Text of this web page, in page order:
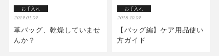
お手入れ
2019.01.09
革バッグ、乾燥していませ
んか？
お手入れ
2018.10.09
【バッグ編】ケア用品使い
方ガイド